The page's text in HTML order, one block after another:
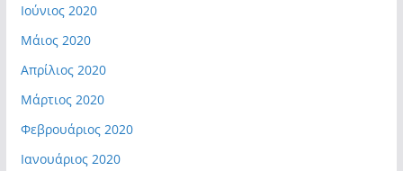
Ιούνιος 2020
Μάιος 2020
Απρίλιος 2020
Μάρτιος 2020
Φεβρουάριος 2020
Ιανουάριος 2020